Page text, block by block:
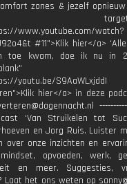
zones & jezelf
www.youtube.com/watch?
#11">Klik hier</a>
toe kwam, doe ik nu in
youtu.be/S9AaWLxjddI
hier</a> in deze
‘Van Struikelen tot
en Jorg Ruis. Luister
over onze inzichten en
opvoeden, werk,
en meer. Suggesties,
Laat het ons weten op